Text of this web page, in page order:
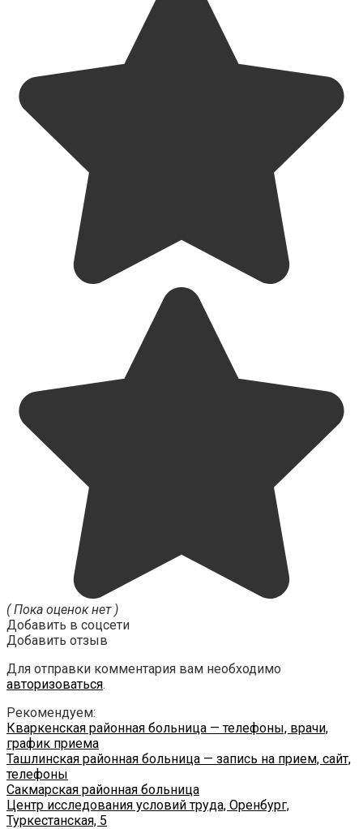
( Пока оценок нет )
Добавить в соцсети
Добавить отзыв
Для отправки комментария вам необходимо
авторизоваться.
Рекомендуем:
Кваркенская районная больница — телефоны, врачи,
график приема
Ташлинская районная больница — запись на прием, сайт,
телефоны
Сакмарская районная больница
Центр исследования условий труда, Оренбург,
Туркестанская, 5